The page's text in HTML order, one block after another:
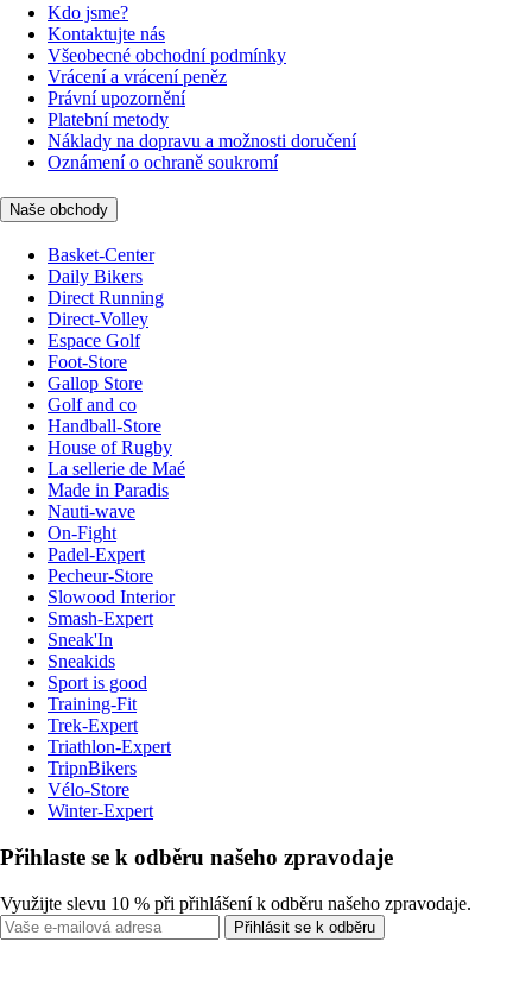
Kdo jsme?
Kontaktujte nás
Všeobecné obchodní podmínky
Vrácení a vrácení peněz
Právní upozornění
Platební metody
Náklady na dopravu a možnosti doručení
Oznámení o ochraně soukromí
Naše obchody
Basket-Center
Daily Bikers
Direct Running
Direct-Volley
Espace Golf
Foot-Store
Gallop Store
Golf and co
Handball-Store
House of Rugby
La sellerie de Maé
Made in Paradis
Nauti-wave
On-Fight
Padel-Expert
Pecheur-Store
Slowood Interior
Smash-Expert
Sneak'In
Sneakids
Sport is good
Training-Fit
Trek-Expert
Triathlon-Expert
TripnBikers
Vélo-Store
Winter-Expert
Přihlaste se k odběru našeho zpravodaje
Využijte slevu 10 % při přihlášení k odběru našeho zpravodaje.
Přihlásit se k odběru